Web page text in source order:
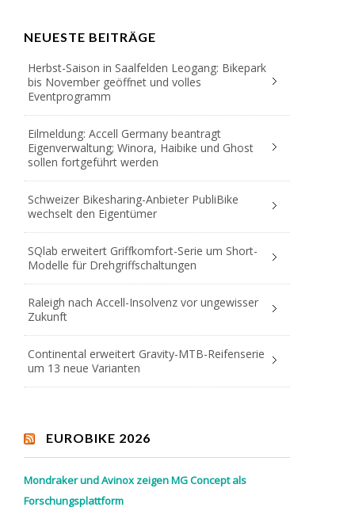
NEUESTE BEITRÄGE
Herbst-Saison in Saalfelden Leogang: Bikepark
bis November geöffnet und volles
Eventprogramm
Eilmeldung: Accell Germany beantragt
Eigenverwaltung; Winora, Haibike und Ghost
sollen fortgeführt werden
Schweizer Bikesharing-Anbieter PubliBike
wechselt den Eigentümer
SQlab erweitert Griffkomfort-Serie um Short-
Modelle für Drehgriffschaltungen
Raleigh nach Accell-Insolvenz vor ungewisser
Zukunft
Continental erweitert Gravity-MTB-Reifenserie
um 13 neue Varianten
EUROBIKE 2026
Mondraker und Avinox zeigen MG Concept als
Forschungsplattform